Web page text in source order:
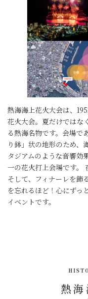
熱海海上花火大会は、
花火大会。夏だけではな
る熱海名物です。会場で
り鉢」状の地形のため、
タジアムのような音響効
一の花火打上会場です。
そして、フィナーレを飾
を忘れるほど！心にずっ
イベントです。
熱